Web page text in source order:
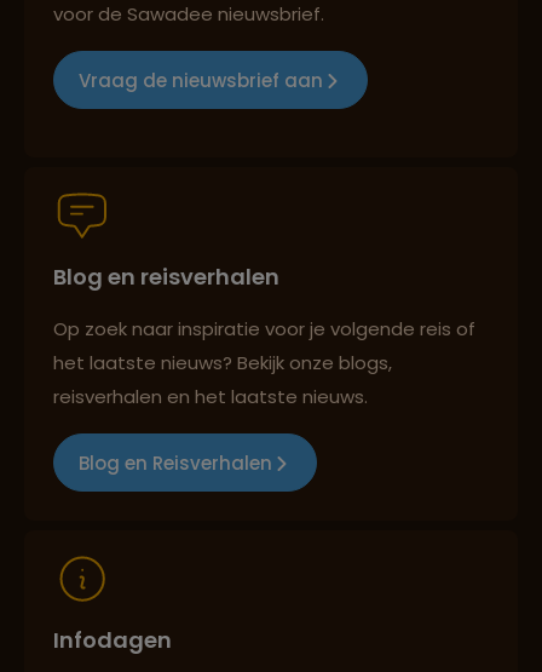
Groepsreizen mét indivuele vrijheid
Best beoordeelde reisroutes
Reizen met oog voor mens, cultuur en milieu
voor de Sawadee nieuwsbrief.
Vraag de nieuwsbrief aan
Blog en reisverhalen
Op zoek naar inspiratie voor je volgende reis of
het laatste nieuws? Bekijk onze blogs,
reisverhalen en het laatste nieuws.
Blog en Reisverhalen
Infodagen